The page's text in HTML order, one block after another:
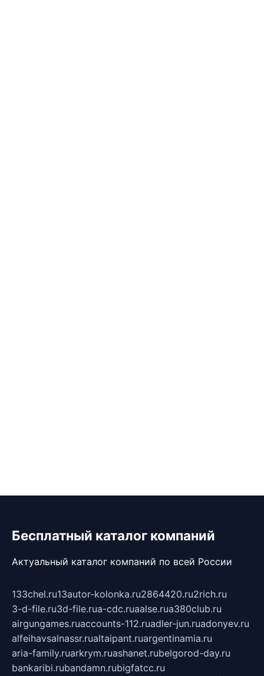
Бесплатный каталог компаний
Актуальный каталог компаний по всей России
133chel.ru13autor-kolonka.ru2864420.ru2rich.ru
3-d-file.ru3d-file.rua-cdc.ruaalse.rua380club.ru
airgungames.ruaccounts-112.ruadler-jun.ruadonyev.ru
alfeihavsalnassr.rualtaipant.ruargentinamia.ru
aria-family.ruarkrym.ruashanet.rubelgorod-day.ru
bankaribi.rubandamn.rubigfatcc.ru